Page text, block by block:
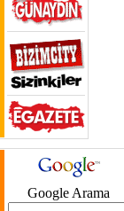
Google Arama